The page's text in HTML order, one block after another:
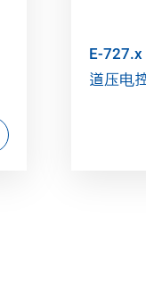
E-727.x
道压电